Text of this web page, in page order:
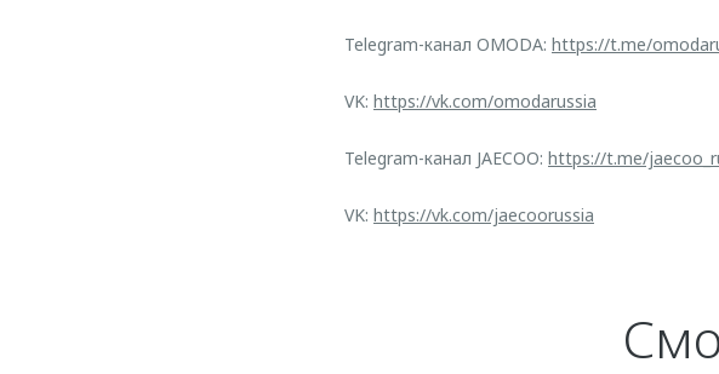
Telegram-канал OMODA: https://t.me/
VK: https://vk.com/omodarussia
Telegram-канал JAECOO: https://t.me/
VK: https://vk.com/jaecoorussia